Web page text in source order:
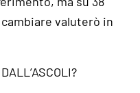
valuterò in